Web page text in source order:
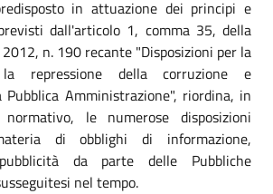
in attuazione dei principi e
dall'articolo 1, comma 35, della
n. 190 recante "Disposizioni per la
repressione della corruzione e
Amministrazione", riordina, in
le numerose disposizioni
di obblighi di informazione,
da parte delle Pubbliche
nel tempo.